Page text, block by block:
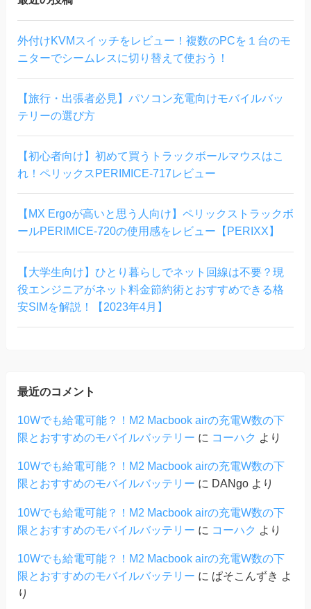
外付けKVMスイッチをレビュー！複数のPCを１台のモ
ニターでシームレスに切り替えて使おう！
【旅行・出張者必見】パソコン充電向けモバイルバッ
テリーの選び方
【初心者向け】初めて買うトラックボールマウスはこ
れ！ペリックスPERIMICE-717レビュー
【MX Ergoが高いと思う人向け】ペリックストラックボ
ールPERIMICE-720の使用感をレビュー【PERIXX】
【大学生向け】ひとり暮らしでネット回線は不要？現
役エンジニアがネット料金節約術とおすすめできる格
安SIMを解説！【2023年4月】
最近のコメント
10Wでも給電可能？！M2 Macbook airの充電W数の下
限とおすすめのモバイルバッテリー に コーハク より
10Wでも給電可能？！M2 Macbook airの充電W数の下
限とおすすめのモバイルバッテリー に DANgoより
10Wでも給電可能？！M2 Macbook airの充電W数の下
限とおすすめのモバイルバッテリー に コーハク より
10Wでも給電可能？！M2 Macbook airの充電W数の下
限とおすすめのモバイルバッテリー に ぱそこんずき よ
り